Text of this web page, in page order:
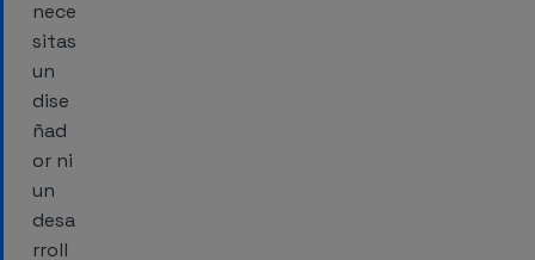
nece
sitas
un
dise
ñad
or ni
un
desa
rroll